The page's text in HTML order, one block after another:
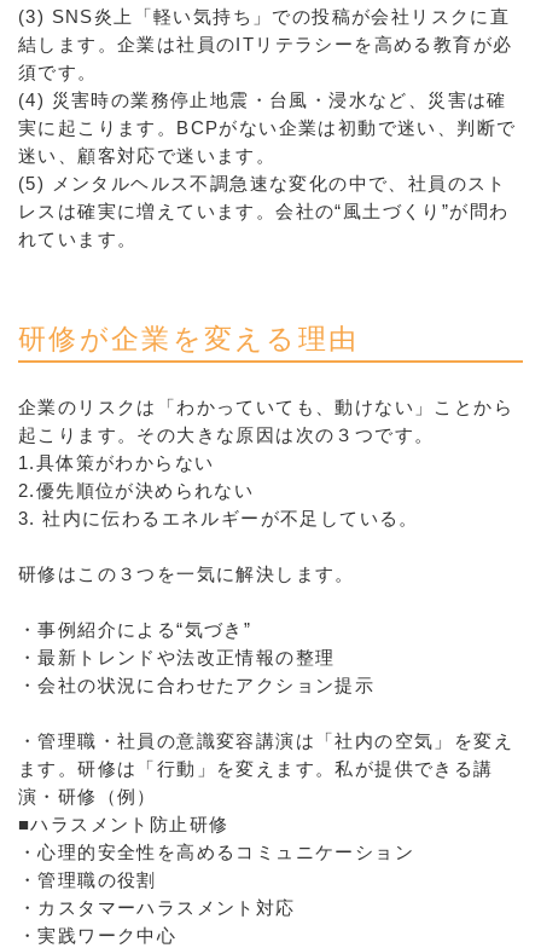
(3) SNS炎上「軽い気持ち」での投稿が会社リスクに直
結します。企業は社員のITリテラシーを高める教育が必
須です。
(4) 災害時の業務停止地震・台風・浸水など、災害は確
実に起こります。BCPがない企業は初動で迷い、判断で
迷い、顧客対応で迷います。
(5) メンタルヘルス不調急速な変化の中で、社員のスト
レスは確実に増えています。会社の“風土づくり”が問わ
れています。
研修が企業を変える理由
企業のリスクは「わかっていても、動けない」ことから
起こります。その大きな原因は次の３つです。
1.具体策がわからない
2.優先順位が決められない
3. 社内に伝わるエネルギーが不足している。
研修はこの３つを一気に解決します。
・事例紹介による“気づき”
・最新トレンドや法改正情報の整理
・会社の状況に合わせたアクション提示
・管理職・社員の意識変容講演は「社内の空気」を変え
ます。研修は「行動」を変えます。私が提供できる講
演・研修（例）
■ハラスメント防止研修
・心理的安全性を高めるコミュニケーション
・管理職の役割
・カスタマーハラスメント対応
・実践ワーク中心